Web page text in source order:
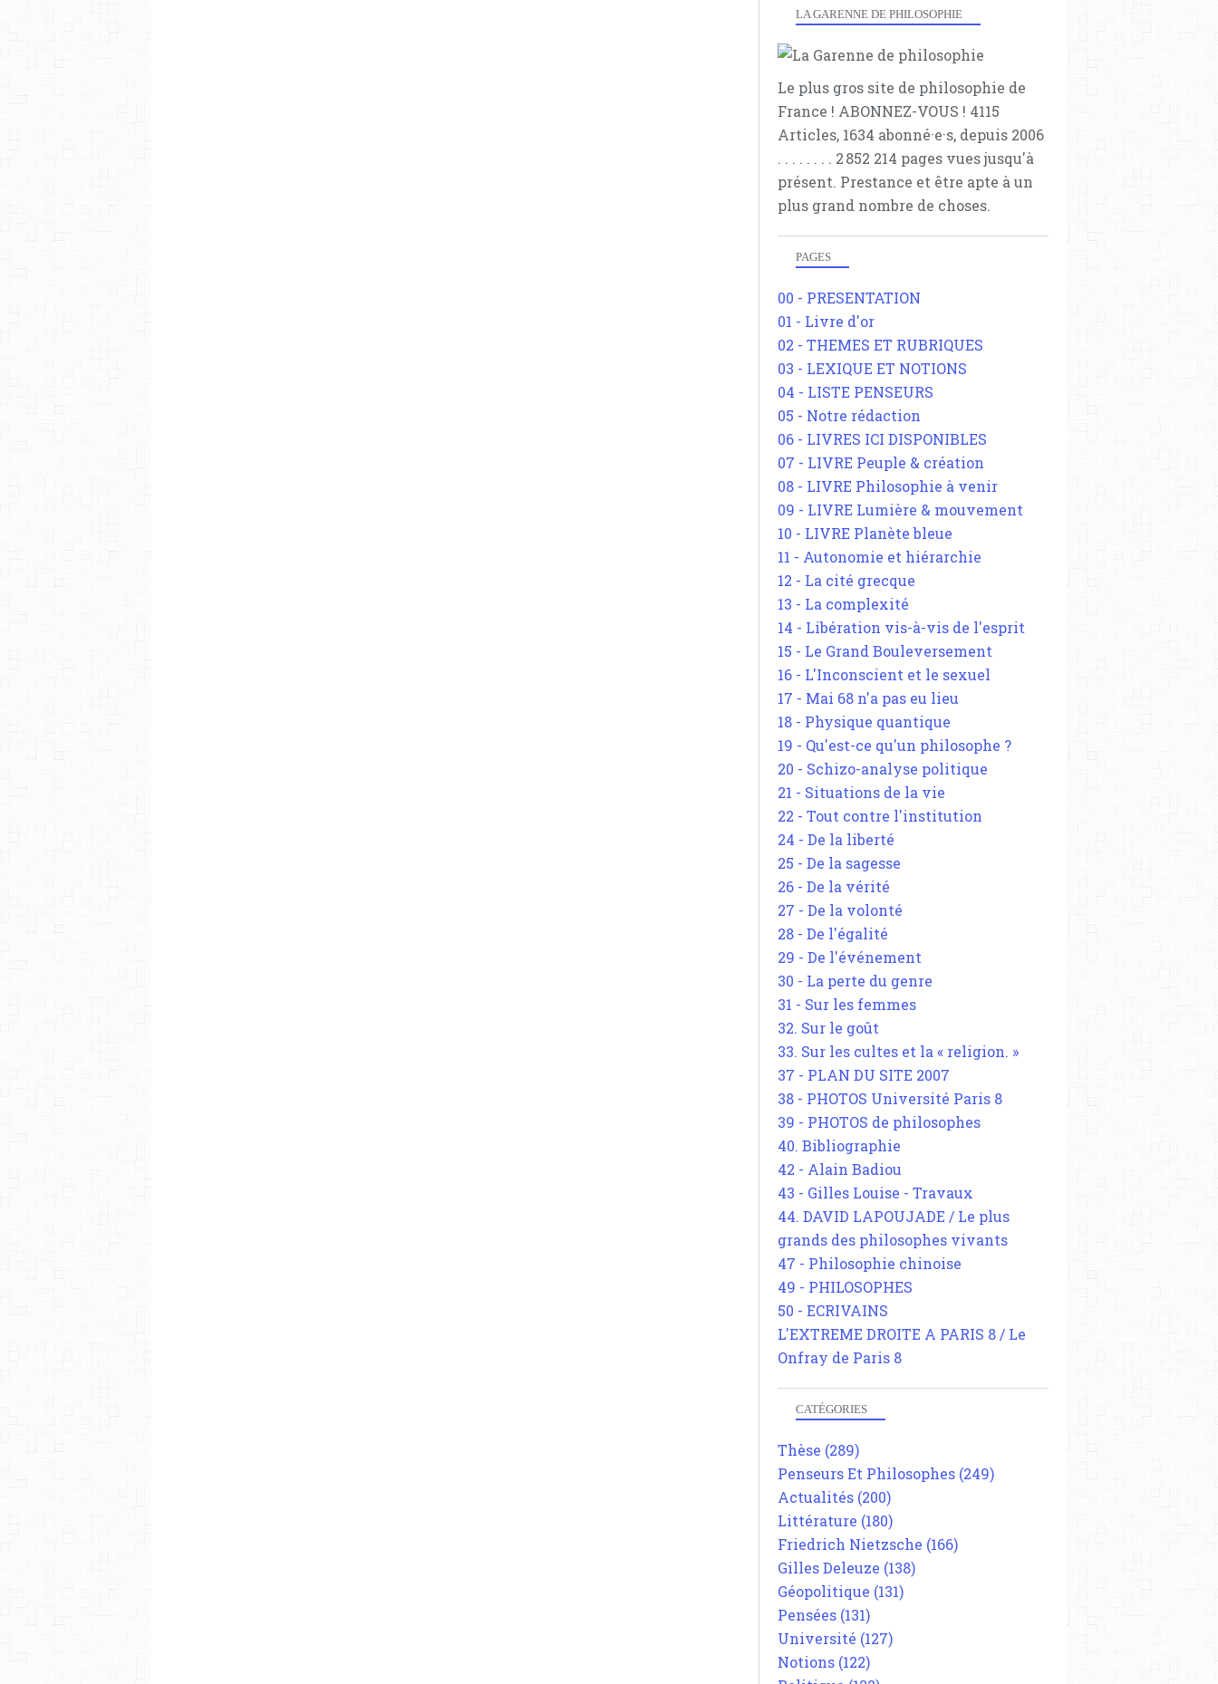
LA GARENNE DE PHILOSOPHIE
Le plus gros site de philosophie de
France ! ABONNEZ-VOUS ! 4115
Articles, 1634 abonné·e·s, depuis 2006
. . . . . . . . 2 852 214 pages vues jusqu'à
présent. Prestance et être apte à un
plus grand nombre de choses.
PAGES
00 - PRESENTATION
01 - Livre d'or
02 - THEMES ET RUBRIQUES
03 - LEXIQUE ET NOTIONS
04 - LISTE PENSEURS
05 - Notre rédaction
06 - LIVRES ICI DISPONIBLES
07 - LIVRE Peuple & création
08 - LIVRE Philosophie à venir
09 - LIVRE Lumière & mouvement
10 - LIVRE Planète bleue
11 - Autonomie et hiérarchie
12 - La cité grecque
13 - La complexité
14 - Libération vis-à-vis de l'esprit
15 - Le Grand Bouleversement
16 - L'Inconscient et le sexuel
17 - Mai 68 n'a pas eu lieu
18 - Physique quantique
19 - Qu'est-ce qu'un philosophe ?
20 - Schizo-analyse politique
21 - Situations de la vie
22 - Tout contre l'institution
24 - De la liberté
25 - De la sagesse
26 - De la vérité
27 - De la volonté
28 - De l'égalité
29 - De l'événement
30 - La perte du genre
31 - Sur les femmes
32. Sur le goût
33. Sur les cultes et la « religion. »
37 - PLAN DU SITE 2007
38 - PHOTOS Université Paris 8
39 - PHOTOS de philosophes
40. Bibliographie
42 - Alain Badiou
43 - Gilles Louise - Travaux
44. DAVID LAPOUJADE / Le plus
grands des philosophes vivants
47 - Philosophie chinoise
49 - PHILOSOPHES
50 - ECRIVAINS
L'EXTREME DROITE A PARIS 8 / Le
Onfray de Paris 8
CATÉGORIES
Thèse (289)
Penseurs Et Philosophes (249)
Actualités (200)
Littérature (180)
Friedrich Nietzsche (166)
Gilles Deleuze (138)
Géopolitique (131)
Pensées (131)
Université (127)
Notions (122)